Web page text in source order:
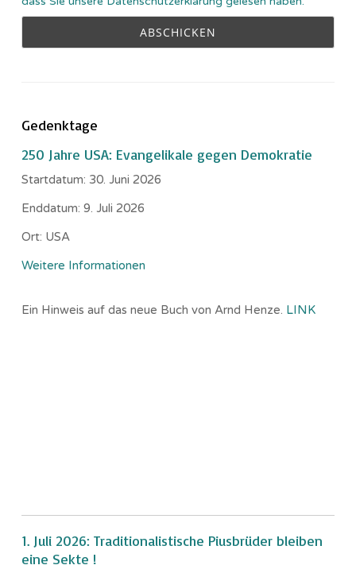
Gedenktage
250 Jahre USA: Evangelikale gegen Demokratie
Startdatum: 30. Juni 2026
Enddatum: 9. Juli 2026
Ort: USA
Weitere Informationen
Ein Hinweis auf das neue Buch von Arnd Henze. LINK
1. Juli 2026: Traditionalistische Piusbrüder bleiben
eine Sekte !